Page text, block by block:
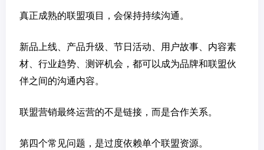
真正成熟的联盟项目，会保持持续沟通。
新品上线、产品升级、节日活动、用户故事、内容素
材、行业趋势、测评机会，都可以成为品牌和联盟伙
伴之间的沟通内容。
联盟营销最终运营的不是链接，而是合作关系。
第四个常见问题，是过度依赖单个联盟资源。